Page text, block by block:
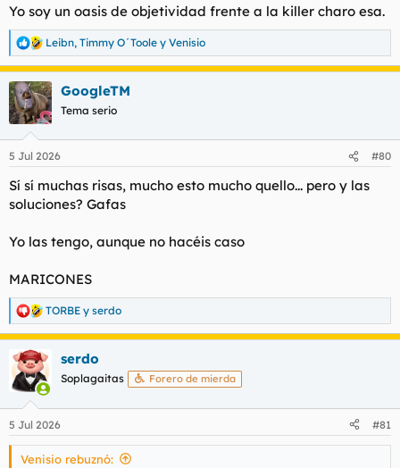
Yo soy un oasis de objetividad frente a la killer charo esa.
R
e
a
c
c
i
e
s
:
Leibn, Timmy O´Toole y Venisio
GoogleTM
Tema serio
5 Jul 2026 #80
Sí sí muchas risas, mucho esto mucho quello... pero y las
soluciones? Gafas
Yo las tengo, aunque no hacéis caso
MARICONES
R
e
a
c
c
i
e
s
TORBE y serdo
serdo
Soplagaitas Forero de mierda
5 Jul 2026 #81
Venisio rebuznó: